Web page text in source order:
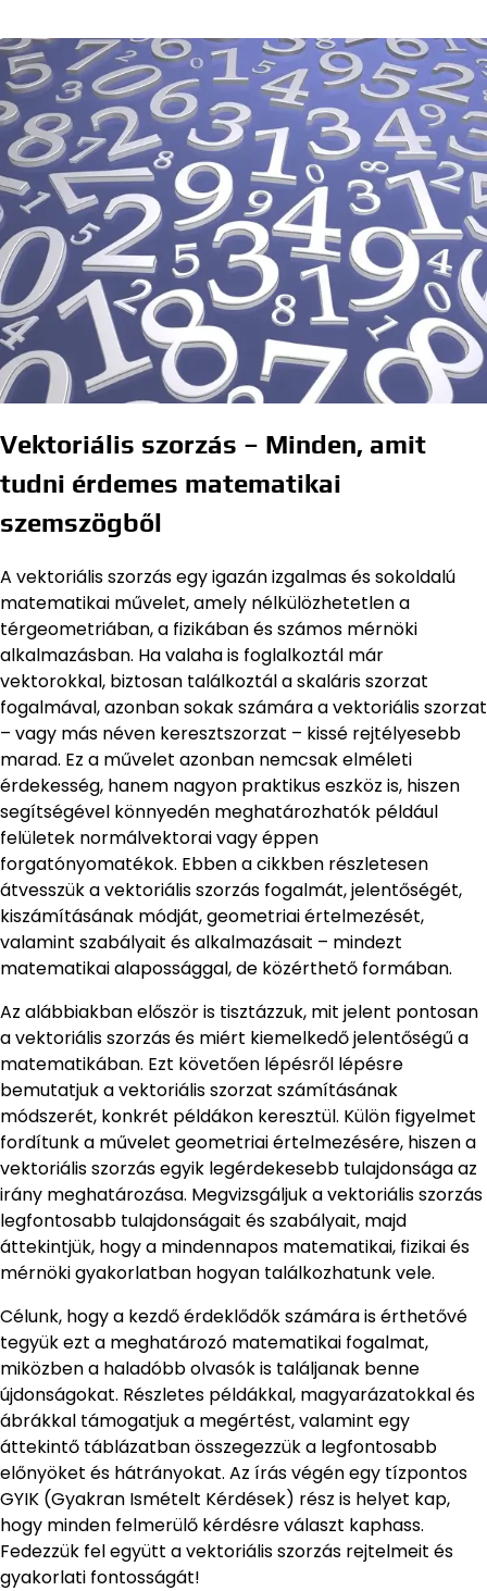
Vektoriális szorzás – Minden, amit
tudni érdemes matematikai
szemszögből
A vektoriális szorzás egy igazán izgalmas és sokoldalú
matematikai művelet, amely nélkülözhetetlen a
térgeometriában, a fizikában és számos mérnöki
alkalmazásban. Ha valaha is foglalkoztál már
vektorokkal, biztosan találkoztál a skaláris szorzat
fogalmával, azonban sokak számára a vektoriális szorzat
– vagy más néven keresztszorzat – kissé rejtélyesebb
marad. Ez a művelet azonban nemcsak elméleti
érdekesség, hanem nagyon praktikus eszköz is, hiszen
segítségével könnyedén meghatározhatók például
felületek normálvektorai vagy éppen
forgatónyomatékok. Ebben a cikkben részletesen
átvesszük a vektoriális szorzás fogalmát, jelentőségét,
kiszámításának módját, geometriai értelmezését,
valamint szabályait és alkalmazásait – mindezt
matematikai alapossággal, de közérthető formában.
Az alábbiakban először is tisztázzuk, mit jelent pontosan
a vektoriális szorzás és miért kiemelkedő jelentőségű a
matematikában. Ezt követően lépésről lépésre
bemutatjuk a vektoriális szorzat számításának
módszerét, konkrét példákon keresztül. Külön figyelmet
fordítunk a művelet geometriai értelmezésére, hiszen a
vektoriális szorzás egyik legérdekesebb tulajdonsága az
irány meghatározása. Megvizsgáljuk a vektoriális szorzás
legfontosabb tulajdonságait és szabályait, majd
áttekintjük, hogy a mindennapos matematikai, fizikai és
mérnöki gyakorlatban hogyan találkozhatunk vele.
Célunk, hogy a kezdő érdeklődők számára is érthetővé
tegyük ezt a meghatározó matematikai fogalmat,
miközben a haladóbb olvasók is találjanak benne
újdonságokat. Részletes példákkal, magyarázatokkal és
ábrákkal támogatjuk a megértést, valamint egy
áttekintő táblázatban összegezzük a legfontosabb
előnyöket és hátrányokat. Az írás végén egy tízpontos
GYIK (Gyakran Ismételt Kérdések) rész is helyet kap,
hogy minden felmerülő kérdésre választ kaphass.
Fedezzük fel együtt a vektoriális szorzás rejtelmeit és
gyakorlati fontosságát!